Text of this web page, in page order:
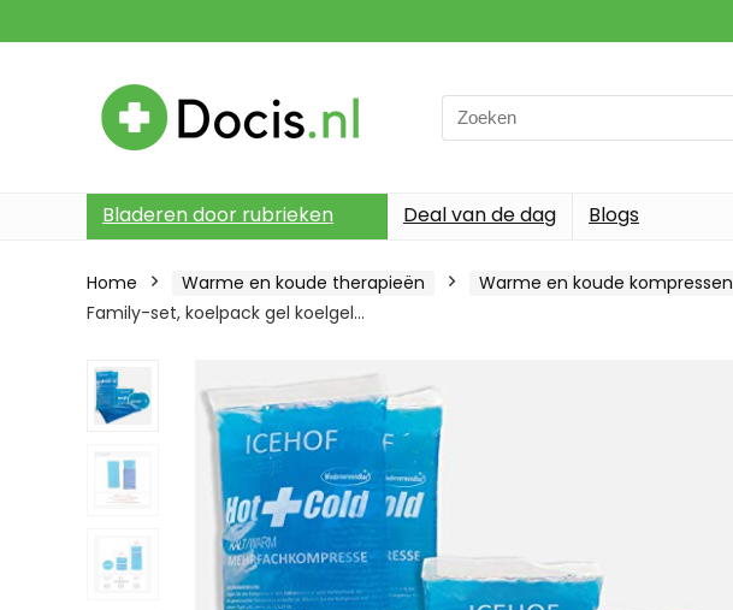
Search
for:
Bladeren door rubrieken Deal van de dag Blogs
Home Warme en koude therapieën Warme en koude kompressen
Family-set, koelpack gel koelgel…